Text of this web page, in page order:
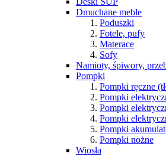
Dmuchane meble
Poduszki
Fotele, pufy
Materace
Sofy
Namioty, śpiwory,
Pompki
Pompki ręczne
Pompki
Pompki
Pompki
Pompki
Pompki nożne
Wiosła